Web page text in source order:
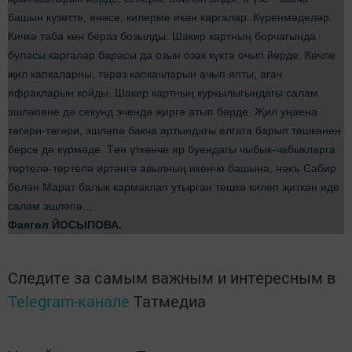
башын күзәтте, янәсе, килерме икән каргалар. Күренмәделәр.
Кичкә таба көн бераз бозылды. Шакир картның борчагында
буласы каргалар барасы да озын озак күктә очып йөрде. Көчле
җил капкаларны, тәрәз капкачларын ачып япты, агач
яфракларын койды. Шакир картның куркылыгындагы салам
эшләпәне дә секунд эчендә җиргә атып бәрде. Җил уңаена
тәгәри-тәгәри, эшләпә бакча артындагы елгага барып төшкәнен
берсе дә күрмәде. Төн үткәнче яр буендагы чыбык-чабыкларга
төртелә-төртелә иртәнгә авылның икенче башына, нәкъ Сабир
белән Марат балык кармаклап утырган төшкә килеп җиткән иде
салам эшләпә...
Фаягөл ЙОСЫПОВА.
Следите за самым важным и интересным в
Telegram-канале Татмедиа